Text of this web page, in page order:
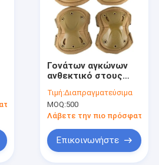
τιμή
Γονάτων αγκώνων
ανθεκτικό στους
υπαίθριο τακτικό
εργαλείο
προστατευτικού
προστασίας
στρατιωτικό
Τιμή:Διαπραγματεύσιμα
MOQ:500
Λάβετε την πιο πρόσφατη
Επικοινωνήστε